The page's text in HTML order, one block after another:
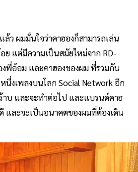
ว ผมมั่นใจว่าคาฮองก็สามารถเล่น
แต่มีความเป็นสมัยใหม่จาก RD-
พี่อ้อม และคาฮองของผม ที่รวมกัน
นึ่งเพลงบนโลก Social Network อีก
าบ และจะทำต่อไป และแบรนด์คาฮ
และจะเป็นอนาคตของผมที่ต้องเดิน